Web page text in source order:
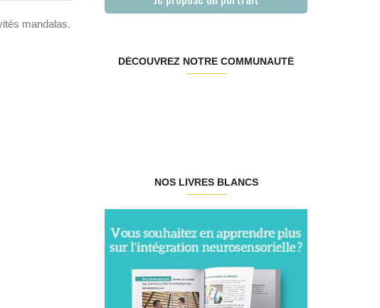
mandalas.
DÉCOUVREZ NOTRE COMMUNAUTÉ
NOS LIVRES BLANCS